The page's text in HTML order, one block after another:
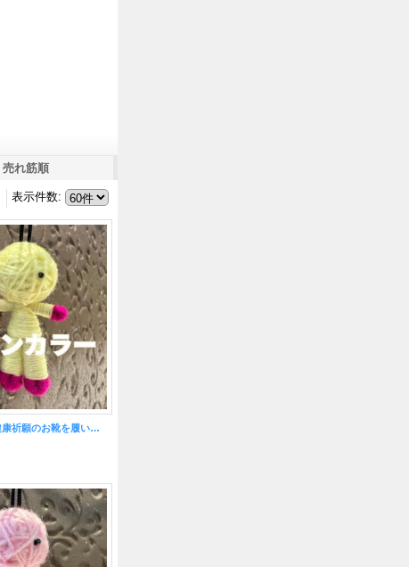
売れ筋順
表示件数:
レモンカラー◎健康祈願のお靴を履いたハッピードール（ブドゥー人形）◎厄を食べて幸運を招くお守り◎